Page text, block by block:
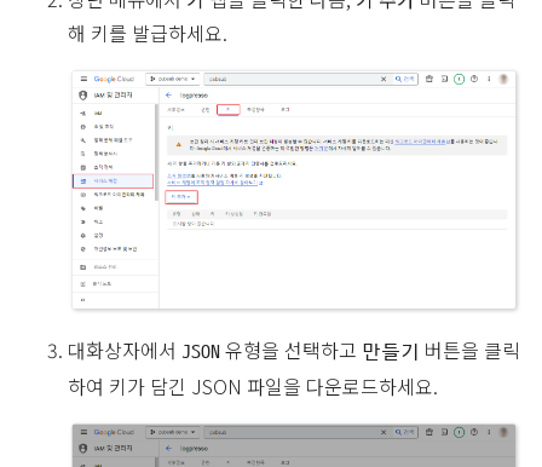
해 키를 발급하세요.
대화상자에서 JSON 유형을 선택하고 만들기
버튼을 클릭
하여 키가 담긴 JSON 파일을 다운로드하세요.